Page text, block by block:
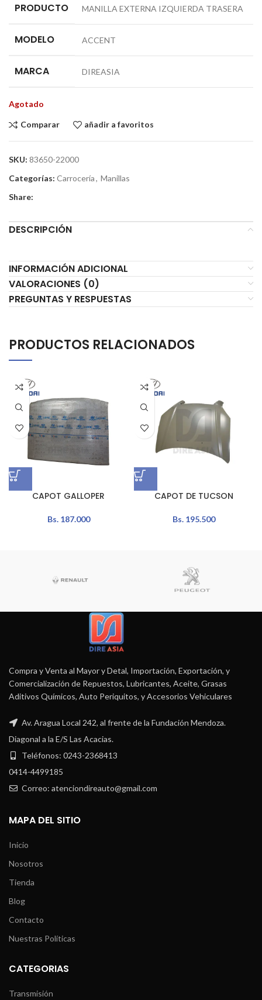
PRODUCTO MANILLA EXTERNA IZQUIERDA TRASERA
MODELO ACCENT
MARCA DIREASIA
Agotado
Comparar añadir a favoritos
SKU: 83650-22000
Categorías: Carrocería, Manillas
Share:
DESCRIPCIÓN
INFORMACIÓN ADICIONAL
VALORACIONES (0)
PREGUNTAS Y RESPUESTAS
PRODUCTOS RELACIONADOS
CAPOT GALLOPER
Bs.187.000
CAPOT DE TUCSON
Bs.195.500
Compra y Venta al Mayor y Detal, Importación, Exportación, y
Comercialización de Repuestos, Lubricantes, Aceite, Grasas
Aditivos Químicos, Auto Periquitos, y Accesorios Vehiculares
Av. Aragua Local 242, al frente de la Fundación Mendoza.
Diagonal a la E/S Las Acacias.
Teléfonos: 0243-2368413
0414-4499185
Correo: atenciondireauto@gmail.com
MAPA DEL SITIO
Inicio
Nosotros
Tienda
Blog
Contacto
Nuestras Políticas
CATEGORIAS
Transmisión